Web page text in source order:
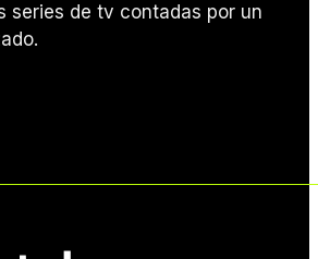
series de tv contadas por un